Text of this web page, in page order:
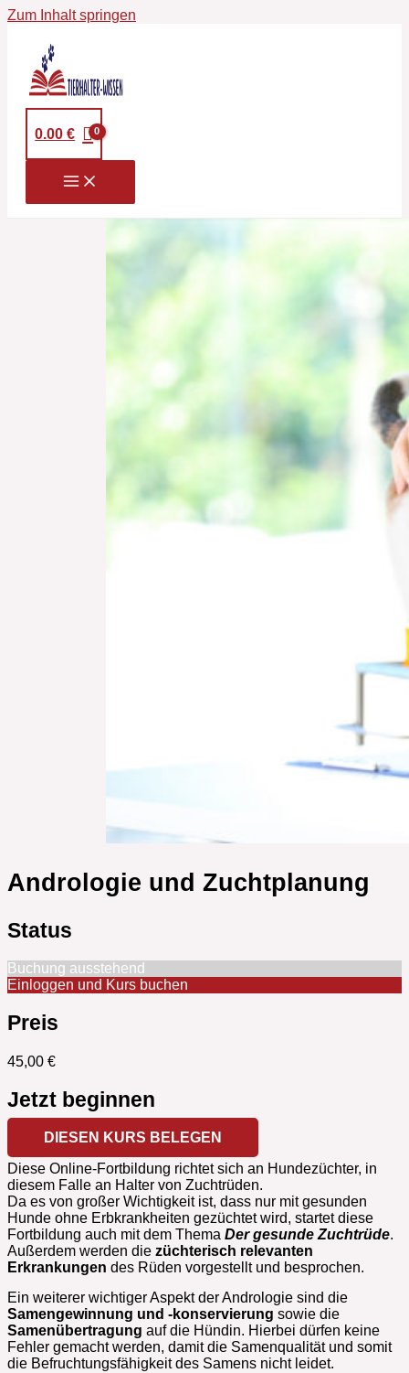
Zum Inhalt springen
0.00€
Andrologie und Zuchtplanung
Status
Buchung ausstehend
Einloggen und Kurs buchen
Preis
45,00 €
Jetzt beginnen
DIESEN KURS BELEGEN
Diese Online-Fortbildung richtet sich an Hundezüchter, in
diesem Falle an Halter von Zuchtrüden.
Da es von großer Wichtigkeit ist, dass nur mit gesunden
Hunde ohne Erbkrankheiten gezüchtet wird, startet diese
Fortbildung auch mit dem Thema Der gesunde Zuchtrüde.
Außerdem werden die züchterisch relevanten
Erkrankungen des Rüden vorgestellt und besprochen.
Ein weiterer wichtiger Aspekt der Andrologie sind die
Samengewinnung und -konservierung sowie die
Samenübertragung auf die Hündin. Hierbei dürfen keine
Fehler gemacht werden, damit die Samenqualität und somit
die Befruchtungsfähigkeit des Samens nicht leidet.